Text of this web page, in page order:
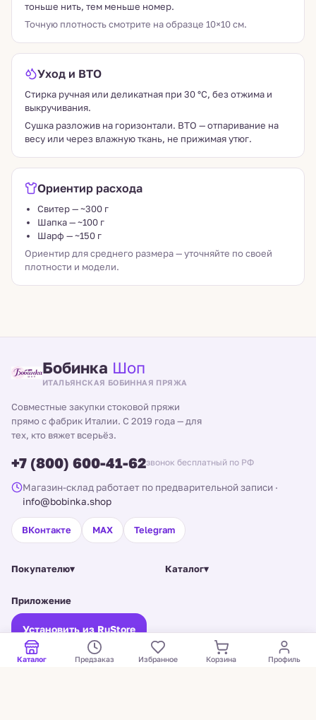
тоньше нить, тем меньше номер.
Точную плотность смотрите на образце 10×10 см.
Уход и ВТО
Стирка ручная или деликатная при 30 °C, без отжима и
выкручивания.
Сушка разложив на горизонтали. ВТО — отпаривание на
весу или через влажную ткань, не прижимая утюг.
Ориентир расхода
Свитер — ~300 г
Шапка — ~100 г
Шарф — ~150 г
Ориентир для среднего размера — уточняйте по своей
плотности и модели.
Бобинка Шоп
ИТАЛЬЯНСКАЯ БОБИННАЯ ПРЯЖА
Совместные закупки стоковой пряжи
прямо с фабрик Италии. С 2019 года — для
тех, кто вяжет всерьёз.
+7 (800) 600-41-62звонок бесплатный по РФ
Магазин-склад работает по предварительной записи ·
info@bobinka.shop
ВКонтакте MAX Telegram
Покупателю▾ Каталог▾
Приложение
Установить из RuStore
Старая версия сайта →
Каталог Предзаказ Избранное Корзина Профиль